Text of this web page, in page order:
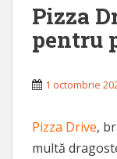
Pizza
pentru
1 octombrie
Pizza Drive,
multă